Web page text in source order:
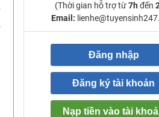
(Thời gian hỗ trợ từ7h đến
Email:
Đăng nhập
Đăng ký tài khoản
Nạp tiền vào tài